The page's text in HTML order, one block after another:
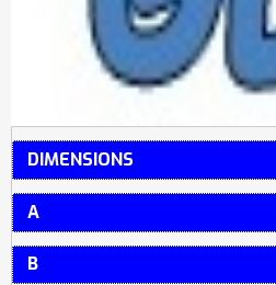
DIMENSIONS
A
B